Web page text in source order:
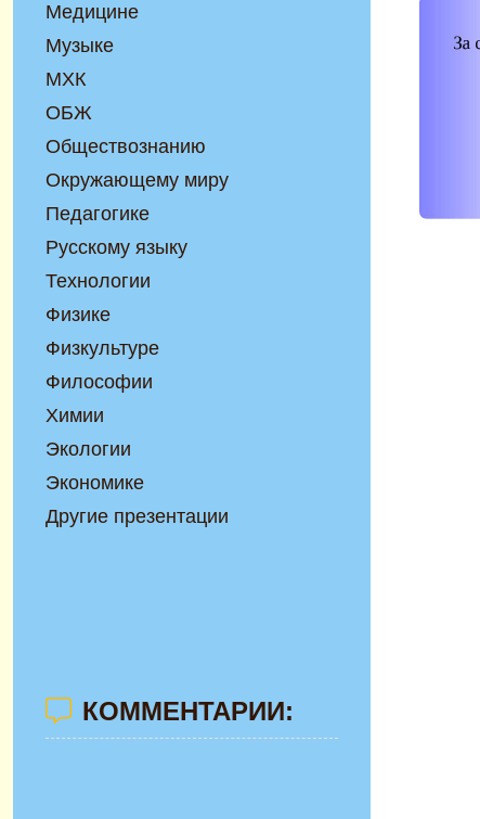
Медицине
Музыке
МХК
ОБЖ
Обществознанию
Окружающему миру
Педагогике
Русскому языку
Технологии
Физике
Физкультуре
Философии
Химии
Экологии
Экономике
Другие презентации
КОММЕНТАРИИ: